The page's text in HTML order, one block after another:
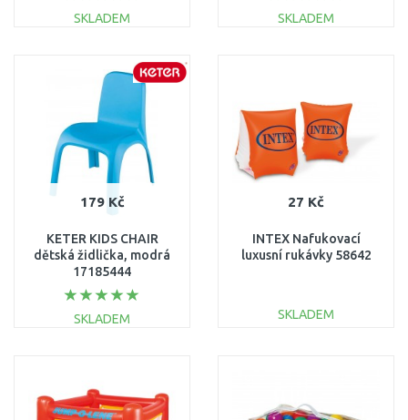
SKLADEM
Porovnat
SKLADEM
179 Kč
KETER KIDS CHAIR
dětská židlička, modrá
17185444
SKLADEM
Porovnat
27 Kč
INTEX Nafukovací
luxusní rukávky 58642
SKLADEM